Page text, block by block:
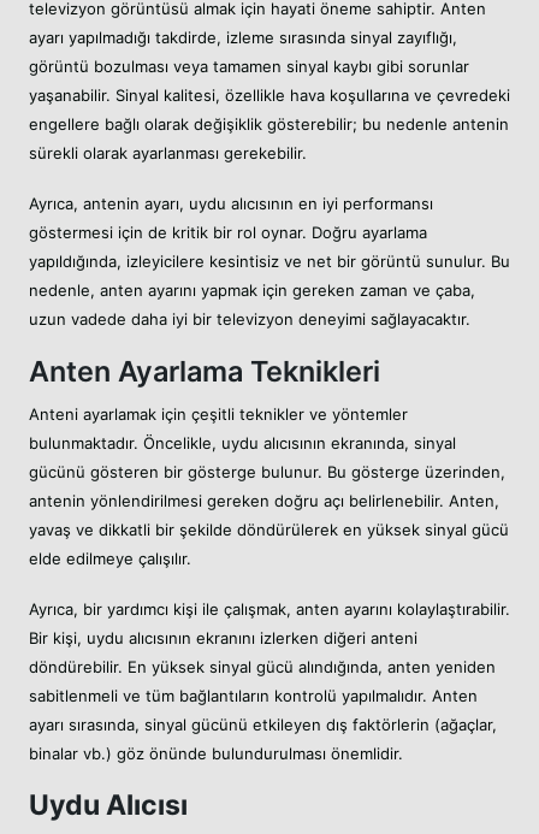
televizyon görüntüsü almak için hayati öneme sahiptir. Anten
ayarı yapılmadığı takdirde, izleme sırasında sinyal zayıflığı,
görüntü bozulması veya tamamen sinyal kaybı gibi sorunlar
yaşanabilir. Sinyal kalitesi, özellikle hava koşullarına ve çevredeki
engellere bağlı olarak değişiklik gösterebilir; bu nedenle antenin
sürekli olarak ayarlanması gerekebilir.
Ayrıca, antenin ayarı, uydu alıcısının en iyi performansı
göstermesi için de kritik bir rol oynar. Doğru ayarlama
yapıldığında, izleyicilere kesintisiz ve net bir görüntü sunulur. Bu
nedenle, anten ayarını yapmak için gereken zaman ve çaba,
uzun vadede daha iyi bir televizyon deneyimi sağlayacaktır.
Anten Ayarlama Teknikleri
Anteni ayarlamak için çeşitli teknikler ve yöntemler
bulunmaktadır. Öncelikle, uydu alıcısının ekranında, sinyal
gücünü gösteren bir gösterge bulunur. Bu gösterge üzerinden,
antenin yönlendirilmesi gereken doğru açı belirlenebilir. Anten,
yavaş ve dikkatli bir şekilde döndürülerek en yüksek sinyal gücü
elde edilmeye çalışılır.
Ayrıca, bir yardımcı kişi ile çalışmak, anten ayarını kolaylaştırabilir.
Bir kişi, uydu alıcısının ekranını izlerken diğeri anteni
döndürebilir. En yüksek sinyal gücü alındığında, anten yeniden
sabitlenmeli ve tüm bağlantıların kontrolü yapılmalıdır. Anten
ayarı sırasında, sinyal gücünü etkileyen dış faktörlerin (ağaçlar,
binalar vb.) göz önünde bulundurulması önemlidir.
Uydu Alıcısı